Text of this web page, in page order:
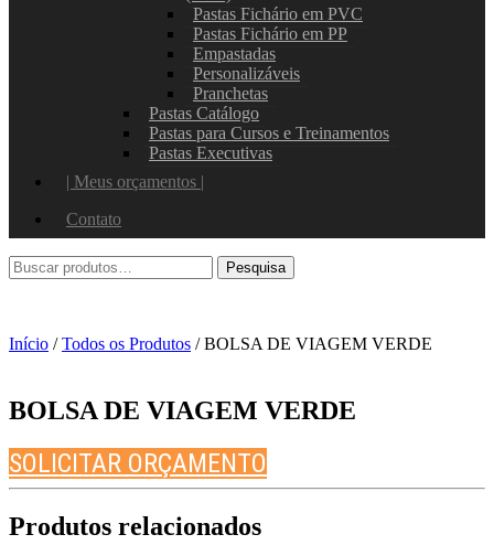
Pastas Fichário em PVC
Pastas Fichário em PP
Empastadas
Personalizáveis
Pranchetas
Pastas Catálogo
Pastas para Cursos e Treinamentos
Pastas Executivas
| Meus orçamentos |
Contato
Início /Todos os Produtos / BOLSA DE VIAGEM VERDE
BOLSA DE VIAGEM VERDE
SOLICITAR ORÇAMENTO
Produtos relacionados